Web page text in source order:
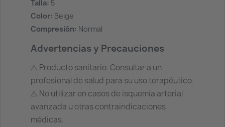
Talla: 5
Color: Beige
Compresión: Normal
Advertencias y Precauciones
⚠️ Producto sanitario. Consultar a un
profesional de salud para su uso terapéutico.
⚠️ No utilizar en casos de isquemia arterial
avanzada u otras contraindicaciones
médicas.